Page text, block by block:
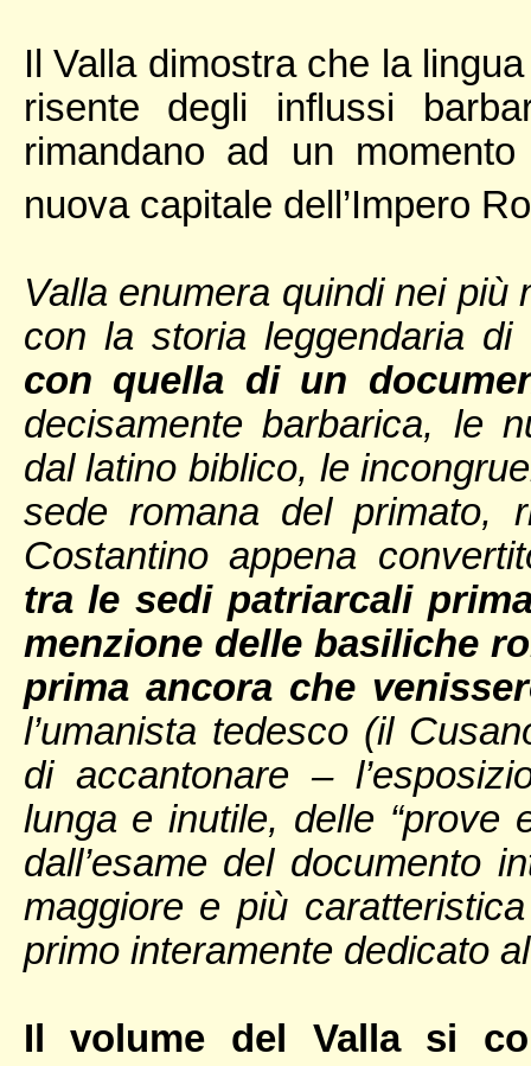
Il Valla dimostra che la
risente degli influssi
rimandano ad un
nuova capitale dell’Impero
Valla enumera quindi nei
con la storia leggendaria
con quella di un
decisamente barbarica, le
dal latino biblico, le
sede romana del primato,
Costantino appena
tra le sedi patriarcali
menzione delle basiliche
prima ancora che
l’umanista tedesco (il
di accantonare –
lunga e inutile, delle “prove
dall’esame del documento
maggiore e più
primo interamente dedicato
Il volume del Valla si